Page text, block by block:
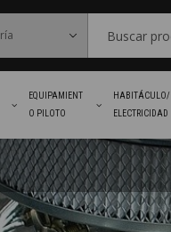
EQUIPAMIENT
O PILOTO
HABITÁCULO/
ELECTRICIDAD
FAVORITOS